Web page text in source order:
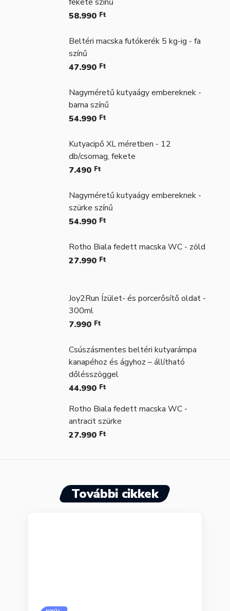
58.990 Ft
Beltéri macska futókerék 5 kg-ig - fa
színű
47.990 Ft
Nagyméretű kutyaágy embereknek -
barna színű
54.990 Ft
Kutyacipő XL méretben - 12
db/csomag, fekete
7.490 Ft
Nagyméretű kutyaágy embereknek -
szürke színű
54.990 Ft
Rotho Biala fedett macska WC - zöld
27.990 Ft
Joy2Run Ízület- és porcerősítő oldat -
300ml
7.990 Ft
Csúszásmentes beltéri kutyarámpa
kanapéhoz és ágyhoz – állítható
dőlésszöggel
44.990 Ft
Rotho Biala fedett macska WC -
antracit szürke
27.990 Ft
További cikkek